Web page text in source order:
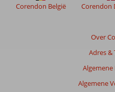
Over
Adres &
Algemene
Corendon België Corendon